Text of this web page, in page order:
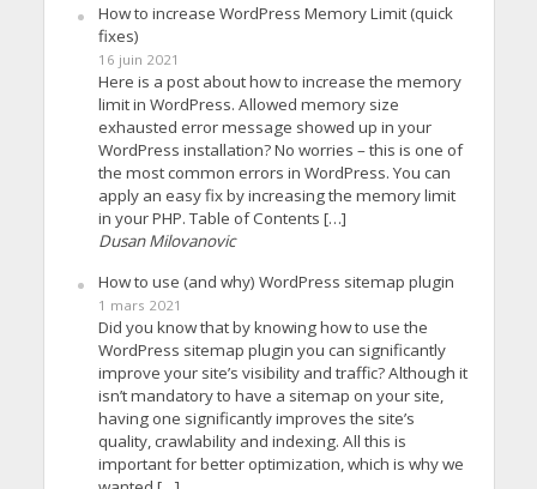
How to increase WordPress Memory Limit (quick
fixes)
16 juin 2021
Here is a post about how to increase the memory
limit in WordPress. Allowed memory size
exhausted error message showed up in your
WordPress installation? No worries – this is one of
the most common errors in WordPress. You can
apply an easy fix by increasing the memory limit
in your PHP. Table of Contents […]
Dusan Milovanovic
How to use (and why) WordPress sitemap plugin
1 mars 2021
Did you know that by knowing how to use the
WordPress sitemap plugin you can significantly
improve your site’s visibility and traffic? Although it
isn’t mandatory to have a sitemap on your site,
having one significantly improves the site’s
quality, crawlability and indexing. All this is
important for better optimization, which is why we